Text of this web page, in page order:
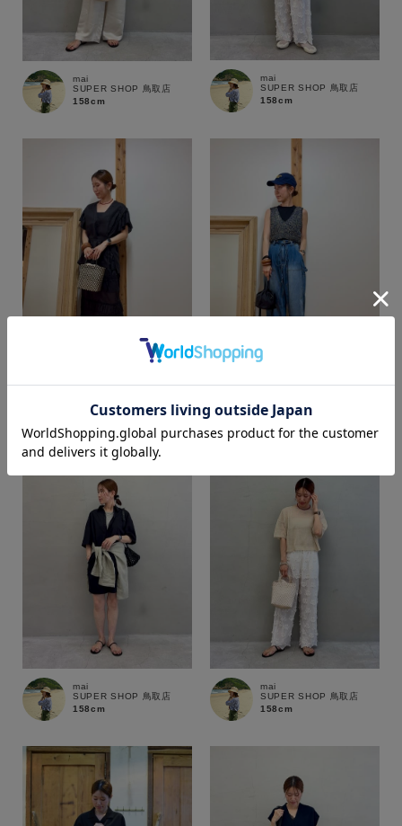
通常商品 予約商品
WEB限定
在庫
mai
SUPER SHOP 鳥取店
158cm
mai
SUPER SHOP 鳥取店
158cm
158cm
158cm
mai
SUPER SHOP 鳥取店
158cm
mai
SUPER SHOP 鳥取店
158cm